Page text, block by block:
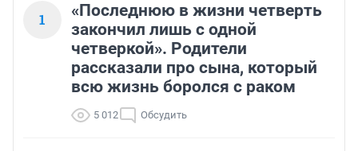
1
«Последнюю в жизни четверть
закончил лишь с одной
четверкой». Родители
рассказали про сына, который
всю жизнь боролся с раком
5 012 Обсудить